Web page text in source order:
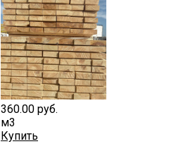
360.00 руб.
м3
Купить